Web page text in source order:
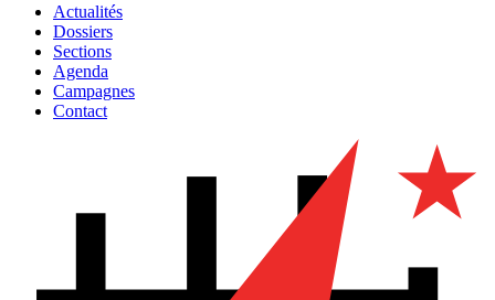
Actualités
Dossiers
Sections
Agenda
Campagnes
Contact